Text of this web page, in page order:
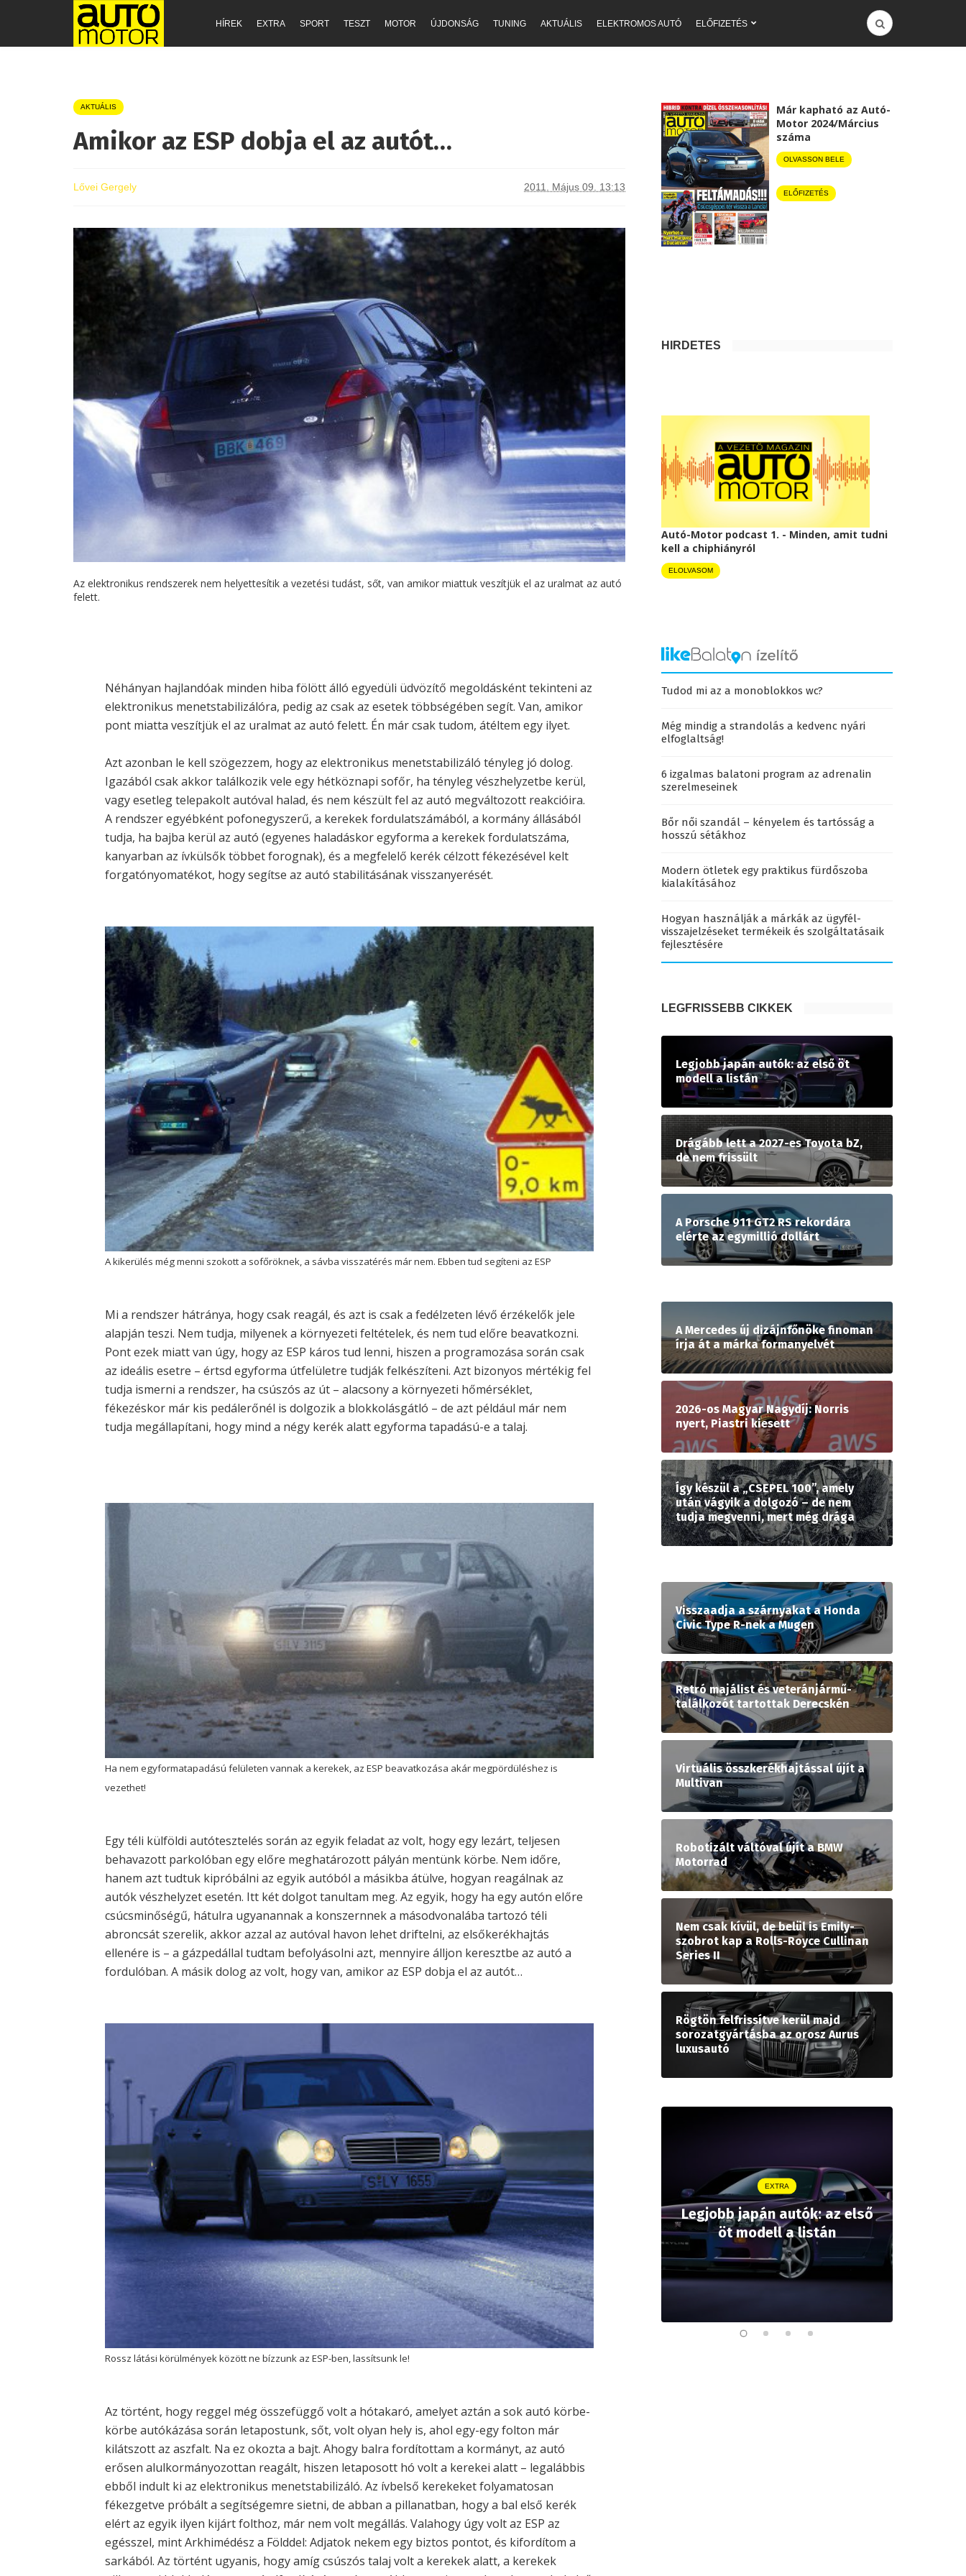
HÍREK EXTRA SPORT TESZT MOTOR ÚJDONSÁG TUNING AKTUÁLIS ELEKTROMOS AUTÓ ELŐFIZETÉS
AKTUÁLIS
Amikor az ESP dobja el az autót…
Lővei Gergely 2011. Május 09. 13:13
Az elektronikus rendszerek nem helyettesítik a vezetési tudást, sőt, van amikor miattuk veszítjük el az uralmat az autó
felett.
Néhányan hajlandóak minden hiba fölött álló egyedüli üdvözítő megoldásként tekinteni az
elektronikus menetstabilizálóra, pedig az csak az esetek többségében segít. Van, amikor
pont miatta veszítjük el az uralmat az autó felett. Én már csak tudom, átéltem egy ilyet.
Azt azonban le kell szögezzem, hogy az elektronikus menetstabilizáló tényleg jó dolog.
Igazából csak akkor találkozik vele egy hétköznapi sofőr, ha tényleg vészhelyzetbe kerül,
vagy esetleg telepakolt autóval halad, és nem készült fel az autó megváltozott reakcióira.
A rendszer egyébként pofonegyszerű, a kerekek fordulatszámából, a kormány állásából
tudja, ha bajba kerül az autó (egyenes haladáskor egyforma a kerekek fordulatszáma,
kanyarban az ívkülsők többet forognak), és a megfelelő kerék célzott fékezésével kelt
forgatónyomatékot, hogy segítse az autó stabilitásának visszanyerését.
A kikerülés még menni szokott a sofőröknek, a sávba visszatérés már nem. Ebben tud segíteni az ESP
Mi a rendszer hátránya, hogy csak reagál, és azt is csak a fedélzeten lévő érzékelők jele
alapján teszi. Nem tudja, milyenek a környezeti feltételek, és nem tud előre beavatkozni.
Pont ezek miatt van úgy, hogy az ESP káros tud lenni, hiszen a programozása során csak
az ideális esetre – értsd egyforma útfelületre tudják felkészíteni. Azt bizonyos mértékig fel
tudja ismerni a rendszer, ha csúszós az út – alacsony a környezeti hőmérséklet,
fékezéskor már kis pedálerőnél is dolgozik a blokkolásgátló – de azt például már nem
tudja megállapítani, hogy mind a négy kerék alatt egyforma tapadású-e a talaj.
Ha nem egyformatapadású felületen vannak a kerekek, az ESP beavatkozása akár megpördüléshez is
vezethet!
Egy téli külföldi autótesztelés során az egyik feladat az volt, hogy egy lezárt, teljesen
behavazott parkolóban egy előre meghatározott pályán mentünk körbe. Nem időre,
hanem azt tudtuk kipróbálni az egyik autóból a másikba átülve, hogyan reagálnak az
autók vészhelyzet esetén. Itt két dolgot tanultam meg. Az egyik, hogy ha egy autón előre
csúcsminőségű, hátulra ugyanannak a konszernnek a másodvonalába tartozó téli
abroncsát szerelik, akkor azzal az autóval havon lehet driftelni, az elsőkerékhajtás
ellenére is – a gázpedállal tudtam befolyásolni azt, mennyire álljon keresztbe az autó a
fordulóban. A másik dolog az volt, hogy van, amikor az ESP dobja el az autót…
Rossz látási körülmények között ne bízzunk az ESP-ben, lassítsunk le!
Az történt, hogy reggel még összefüggő volt a hótakaró, amelyet aztán a sok autó körbe-
körbe autókázása során letapostunk, sőt, volt olyan hely is, ahol egy-egy folton már
kilátszott az aszfalt. Na ez okozta a bajt. Ahogy balra fordítottam a kormányt, az autó
erősen alulkormányozottan reagált, hiszen letaposott hó volt a kerekei alatt – legalábbis
ebből indult ki az elektronikus menetstabilizáló. Az ívbelső kerekeket folyamatosan
fékezgetve próbált a segítségemre sietni, de abban a pillanatban, hogy a bal első kerék
elért az egyik ilyen kijárt folthoz, már nem volt megállás. Valahogy úgy volt az ESP az
egésszel, mint Arkhimédész a Földdel: Adjatok nekem egy biztos pontot, és kifordítom a
sarkából. Az történt ugyanis, hogy amíg csúszós talaj volt a kerekek alatt, a kerekek
Már kapható az Autó-
Motor 2024/Március
száma
OLVASSON BELE
ELŐFIZETÉS
HIRDETÉS
Autó-Motor podcast 1. - Minden, amit tudni
kell a chiphiányról
ELOLVASOM
Tudod mi az a monoblokkos wc?
Még mindig a strandolás a kedvenc nyári
elfoglaltság!
6 izgalmas balatoni program az adrenalin
szerelmeseinek
Bőr női szandál – kényelem és tartósság a
hosszú sétákhoz
Modern ötletek egy praktikus fürdőszoba
kialakításához
Hogyan használják a márkák az ügyfél-
visszajelzéseket termékeik és szolgáltatásaik
fejlesztésére
LEGFRISSEBB CIKKEK
Legjobb japán autók: az első öt
modell a listán
Drágább lett a 2027-es Toyota bZ,
de nem frissült
A Porsche 911 GT2 RS rekordára
elérte az egymillió dollárt
A Mercedes új dizájnfőnöke finoman
írja át a márka formanyelvét
2026-os Magyar Nagydíj: Norris
nyert, Piastri kiesett
Így készül a „CSEPEL 100”, amely
után vágyik a dolgozó – de nem
tudja megvenni, mert még drága
Visszaadja a szárnyakat a Honda
Civic Type R-nek a Mugen
Retró majálist és veteránjármű-
találkozót tartottak Derecskén
Virtuális összkerékhajtással újít a
Multivan
Robotizált váltóval újít a BMW
Motorrad
Nem csak kívül, de belül is Emily-
szobrot kap a Rolls-Royce Cullinan
Series II
Rögtön felfrissítve kerül majd
sorozatgyártásba az orosz Aurus
luxusautó
EXTRA
Legjobb japán autók: az első
öt modell a listán